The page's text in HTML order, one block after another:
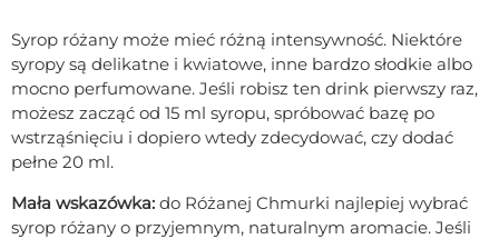
Syrop różany może mieć różną intensywność. Niektóre
syropy są delikatne i kwiatowe, inne bardzo słodkie albo
mocno perfumowane. Jeśli robisz ten drink pierwszy raz,
możesz zacząć od 15 ml syropu, spróbować bazę po
wstrząśnięciu i dopiero wtedy zdecydować, czy dodać
pełne 20 ml.
Mała wskazówka: do Różanej Chmurki najlepiej wybrać
syrop różany o przyjemnym, naturalnym aromacie. Jeśli